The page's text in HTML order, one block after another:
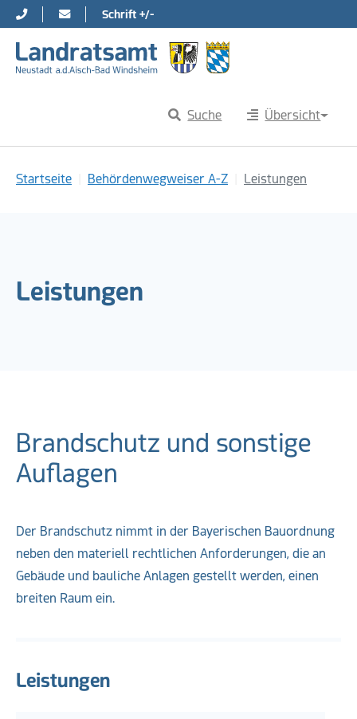
Direkt zur Hauptnavigation springen
Direkt zum Inhalt springen
Schrift +/-
Suche Übersicht
Startseite Behördenwegweiser A-Z Leistungen
Leistungen
Brandschutz und sonstige
Auflagen
Der Brandschutz nimmt in der Bayerischen Bauordnung
neben den materiell rechtlichen Anforderungen, die an
Gebäude und bauliche Anlagen gestellt werden, einen
breiten Raum ein.
Leistungen